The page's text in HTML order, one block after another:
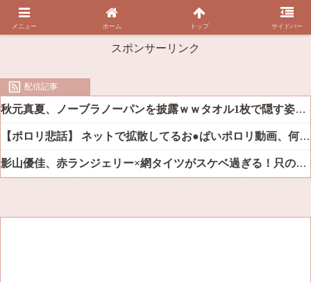
スポンサーリンク
配信記事
秋元真夏、ノーブラノーパンを披露ｗｗタオル1枚で隠す姿がほぼA●女優・・
【ポロリ悲話】 ネットで拡散してるお●ぱいポロリ動画、何故か叩かれる・・・
影山優佳、赤ランジェリー×網タイツがスケベ過ぎる！只の痴女だろ・・・
メニュー ホーム トップ サイドバー